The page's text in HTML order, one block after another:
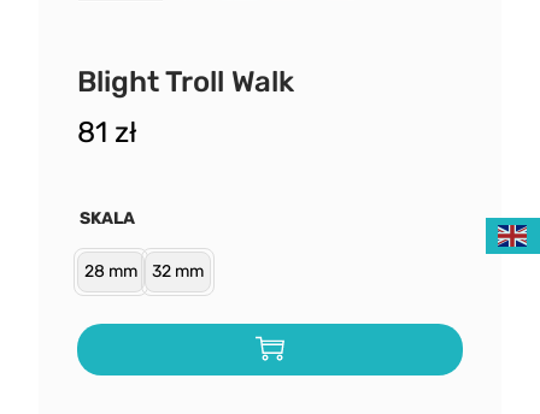
Blight Troll Walk
81 zł
SKALA
28 mm 32 mm